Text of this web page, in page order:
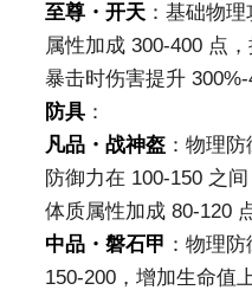
至尊・开天：基础物理
属性加成 300-400 点
暴击时伤害提升 300%-
防具：
凡品・战神盔：物理防
防御力在 100-150 之
体质属性加成 80-120 点
中品・磐石甲 ：物理
150-200，增加生命值